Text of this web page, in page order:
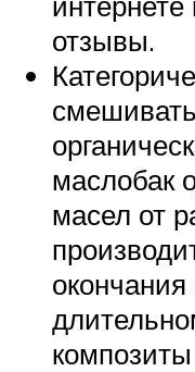
отзывы.
маслобак
масел от